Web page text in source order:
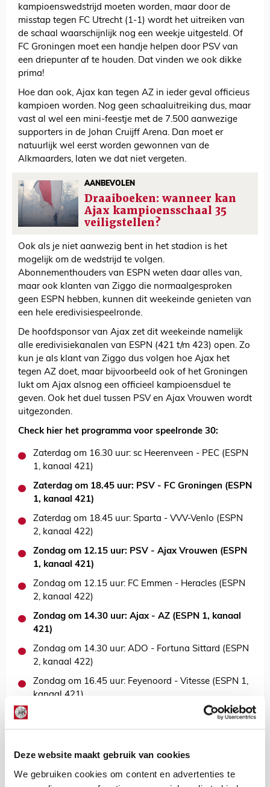
Deze website maakt gebruik van cookies
We gebruiken cookies om content en advertenties te
kampioenswedstrijd moeten worden, maar door de
misstap tegen FC Utrecht (1-1) wordt het uitreiken van
de schaal waarschijnlijk nog een weekje uitgesteld. Of
FC Groningen moet een handje helpen door PSV van
een driepunter af te houden. Dat vinden we ook dikke
prima!
Hoe dan ook, Ajax kan tegen AZ in ieder geval officieus
kampioen worden. Nog geen schaaluitreiking dus, maar
vast al wel een mini-feestje met de 7.500 aanwezige
supporters in de Johan Cruijff Arena. Dan moet er
natuurlijk wel eerst worden gewonnen van de
Alkmaarders, laten we dat niet vergeten.
AANBEVOLEN
Draaiboeken: wanneer kan
Ajax kampioensschaal 35
veiligstellen?
Ook als je niet aanwezig bent in het stadion is het
mogelijk om de wedstrijd te volgen.
Abonnementhouders van ESPN weten daar alles van,
maar ook klanten van Ziggo die normaalgesproken
geen ESPN hebben, kunnen dit weekeinde genieten van
een hele eredivisiespeelronde.
De hoofdsponsor van Ajax zet dit weekeinde namelijk
alle eredivisiekanalen van ESPN (421 t/m 423) open. Zo
kun je als klant van Ziggo dus volgen hoe Ajax het
tegen AZ doet, maar bijvoorbeeld ook of het Groningen
lukt om Ajax alsnog een officieel kampioensduel te
geven. Ook het duel tussen PSV en Ajax Vrouwen wordt
uitgezonden.
Check hier het programma voor speelronde 30:
Zaterdag om 16.30 uur: sc Heerenveen - PEC (ESPN
1, kanaal 421)
Zaterdag om 18.45 uur: PSV - FC Groningen (ESPN
1, kanaal 421)
Zaterdag om 18.45 uur: Sparta - VVV-Venlo (ESPN
2, kanaal 422)
Zondag om 12.15 uur: PSV - Ajax Vrouwen (ESPN
1, kanaal 421)
Zondag om 12.15 uur: FC Emmen - Heracles (ESPN
2, kanaal 422)
Zondag om 14.30 uur: Ajax - AZ (ESPN 1, kanaal
421)
Zondag om 14.30 uur: ADO - Fortuna Sittard (ESPN
2, kanaal 422)
Zondag om 16.45 uur: Feyenoord - Vitesse (ESPN 1,
kanaal 421)
Zondag om 16.45 uur: FC Twente - FC Utrecht
(ESPN 2, kanaal 422)